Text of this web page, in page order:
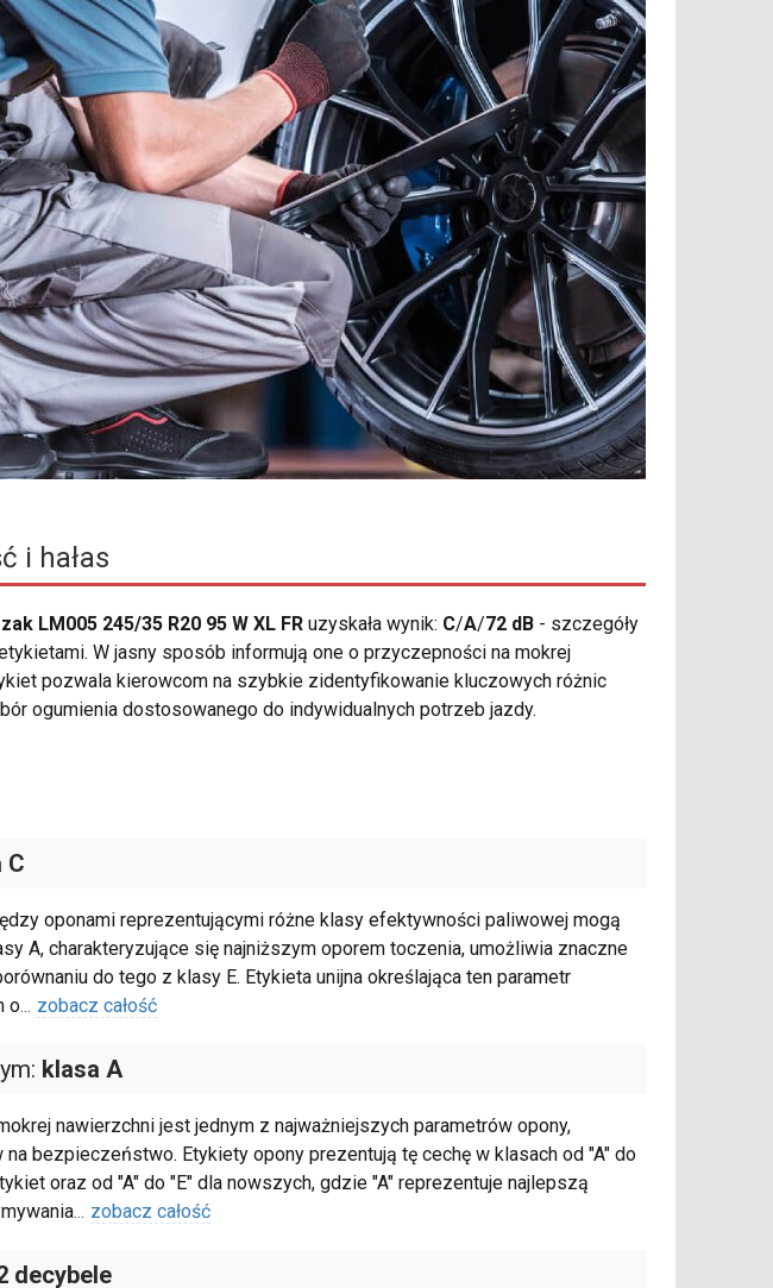
i hałas
LM005 245/35 R20 95 W XL FR uzyskała wynik: C/A/72 dB - szczegóły
W jasny sposób informują one o przyczepności na mokrej
pozwala kierowcom na szybkie zidentyfikowanie kluczowych różnic
ogumienia dostosowanego do indywidualnych potrzeb jazdy.
C
oponami reprezentującymi różne klasy efektywności paliwowej mogą
A, charakteryzujące się najniższym oporem toczenia, umożliwia znaczne
do tego z klasy E. Etykieta unijna określająca ten parametr
o... zobacz całość
klasa A
nawierzchni jest jednym z najważniejszych parametrów opony,
na bezpieczeństwo. Etykiety opony prezentują tę cechę w klasach od "A" do
oraz od "A" do "E" dla nowszych, gdzie "A" reprezentuje najlepszą
... zobacz całość
decybele